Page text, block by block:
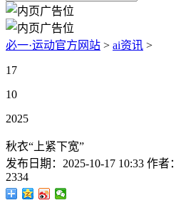
必一·运动官方网站 > ai资讯 >
17
10
2025
秋衣“上紧下宽”
发布日期： 2025-10-17 10:33 作者：
2334